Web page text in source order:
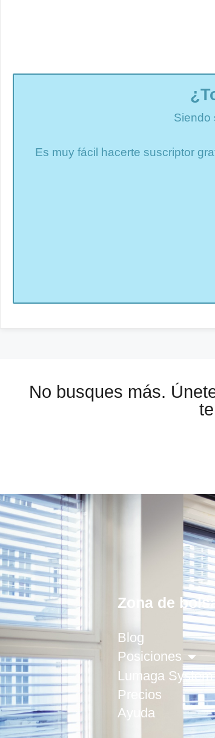
Siendo
Es muy fácil hacerte suscriptor
No busques más.
Zona de
Blog
Posiciones
Lumaga System
Precios
Ayuda